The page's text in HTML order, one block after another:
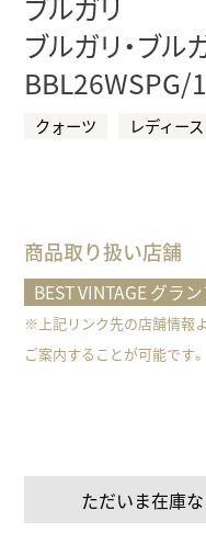
ブルガリ・ブル
BBL26WSPG/
クォーツ レディース
商品取り扱い店舗
BEST VINTAGE グラ
※上記リンク先の店舗情報
ご案内することが可能です。
ただいま在庫